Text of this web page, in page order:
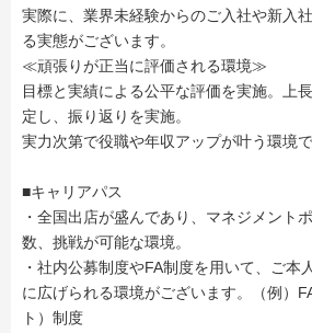
実際に、業界未経験からのご入社や新入
る実態がございます。
≪頑張りが正当に評価される環境≫
目標と実績による公平な評価を実施。上
定し、振り返りを実施。
実力次第で役職や年収アップが叶う環境で
■キャリアパス
・全国出店が盛んであり、マネジメント
数、挑戦が可能な環境。
・社内公募制度やFA制度を用いて、ご本
に広げられる環境がございます。（例）
ト）制度